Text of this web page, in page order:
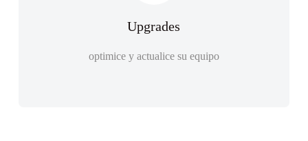
Upgrades
optimice y actualice su equipo